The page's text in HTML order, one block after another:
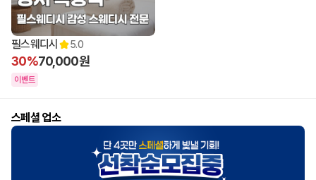
필스웨디시 5.0
30%70,000원
이벤트
스페셜 업소